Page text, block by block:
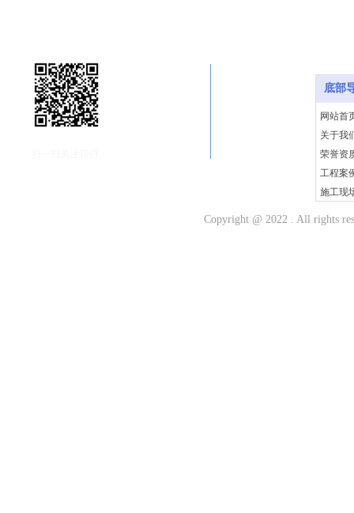
底部
网站首
关于我
荣誉资
工程案
施工现
Copyright @ 2022 . All rights